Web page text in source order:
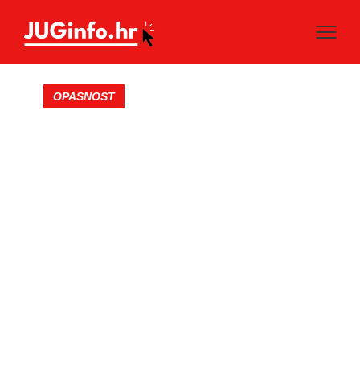
OPASNOST